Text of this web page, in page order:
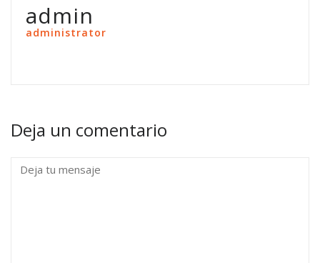
admin
administrator
Deja un comentario